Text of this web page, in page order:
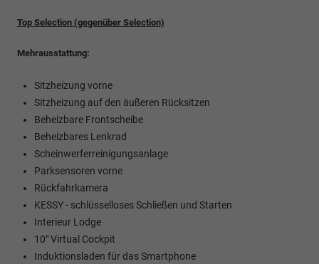
Top Selection (gegenüber Selection)
Mehrausstattung:
Sitzheizung vorne
Sitzheizung auf den äußeren Rücksitzen
Beheizbare Frontscheibe
Beheizbares Lenkrad
Scheinwerferreinigungsanlage
Parksensoren vorne
Rückfahrkamera
KESSY - schlüsselloses Schließen und Starten
Interieur Lodge
10" Virtual Cockpit
Induktionsladen für das Smartphone